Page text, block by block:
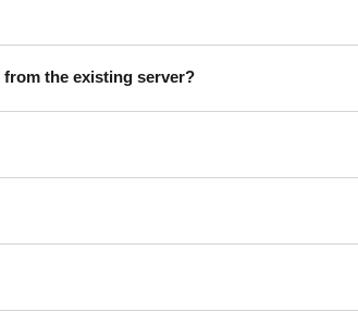
the existing server?